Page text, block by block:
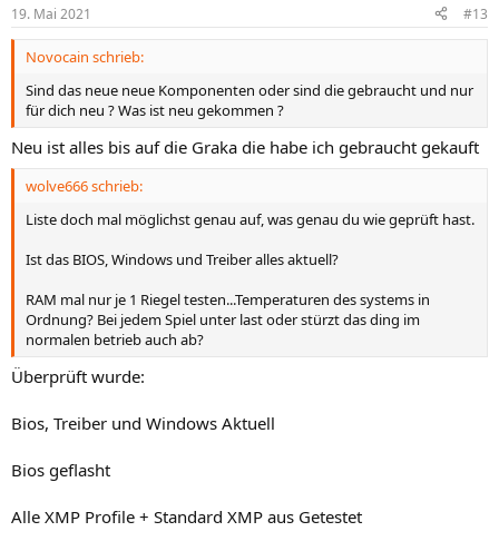
19. Mai 2021 #13
Novocain schrieb:
Sind das neue neue Komponenten oder sind die gebraucht und nur
für dich neu ? Was ist neu gekommen ?
Neu ist alles bis auf die Graka die habe ich gebraucht gekauft
wolve666 schrieb:
Liste doch mal möglichst genau auf, was genau du wie geprüft hast.
Ist das BIOS, Windows und Treiber alles aktuell?
RAM mal nur je 1 Riegel testen...Temperaturen des systems in
Ordnung? Bei jedem Spiel unter last oder stürzt das ding im
normalen betrieb auch ab?
Überprüft wurde:
Bios, Treiber und Windows Aktuell
Bios geflasht
Alle XMP Profile + Standard XMP aus Getestet